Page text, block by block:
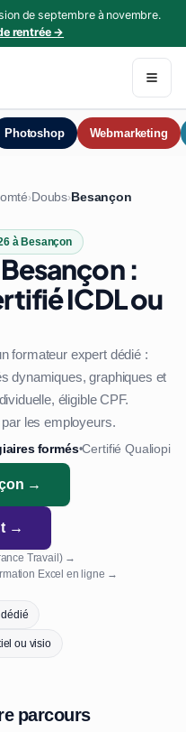
de septembre à novembre.
rentrée →
Photoshop Webmarketing
›Doubs›Besançon
à Besançon
:
ICDL ou
formateur expert dédié :
dynamiques, graphiques et
éligible CPF.
les employeurs.
formés•Certifié Qualiopi
→
→
Travail) →
Excel en ligne →
ou visio
parcours